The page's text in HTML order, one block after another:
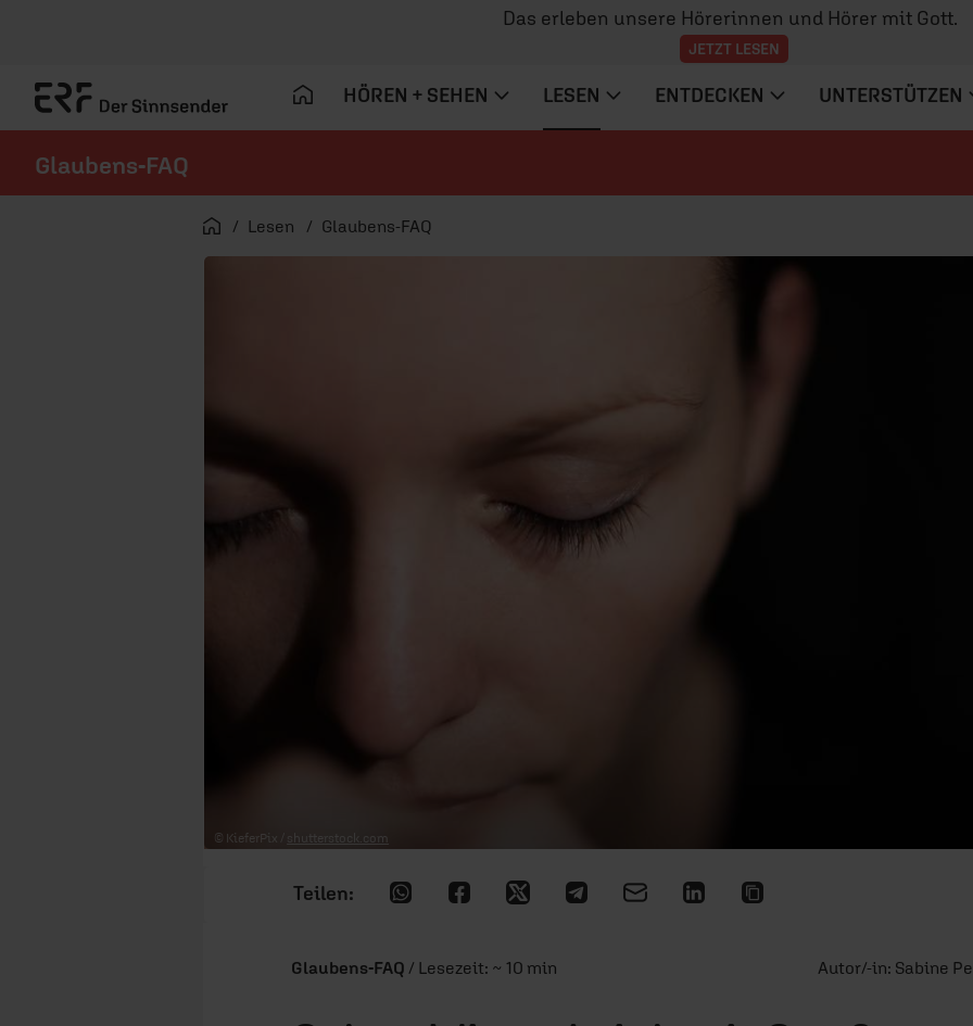
Das erleben unsere Hörerinnen und Hörer mit Gott.
JETZT LESEN
HÖREN + SEHEN LESEN ENTDECKEN UNTERSTÜTZEN
Glaubens-FAQ
Startseite
Lesen Glaubens-FAQ
© KieferPix / shutterstock.com
Glaubens-FAQ / Lesezeit: ~ 10 min Autor/-in: Sabine